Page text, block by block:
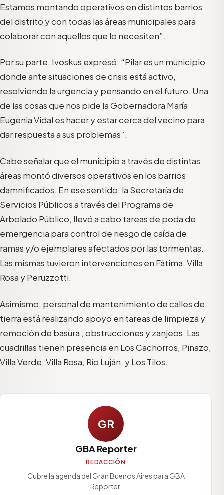
Estamos montando operativos en distintos barrios
del distrito y con todas las áreas municipales para
colaborar con aquellos que lo necesiten”.
Por su parte, Ivoskus expresó: “Pilar es un municipio
donde ante situaciones de crisis está activo,
resolviendo la urgencia y pensando en el futuro. Una
de las cosas que nos pide la Gobernadora María
Eugenia Vidal es hacer y estar cerca del vecino para
dar respuesta a sus problemas”.
Cabe señalar que el municipio a través de distintas
áreas montó diversos operativos en los barrios
damnificados. En ese sentido, la Secretaría de
Servicios Públicos a través del Programa de
Arbolado Público, llevó a cabo tareas de poda de
emergencia para control de riesgo de caída de
ramas y/o ejemplares afectados por las tormentas.
Las mismas tuvieron intervenciones en Fátima, Villa
Rosa y Peruzzotti.
Asimismo, personal de mantenimiento de calles de
tierra está realizando apoyo en tareas de limpieza y
remoción de basura , obstrucciones y zanjeos. Las
cuadrillas tienen presencia en Los Cachorros, Pinazo,
Villa Verde, Villa Rosa, Río Luján, y Los Tilos.
GR
GBA Reporter
REDACCIÓN
Cubre la agenda del Gran Buenos Aires para GBA
Reporter.